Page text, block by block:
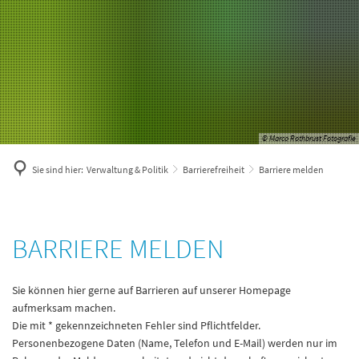
© Marco Rothbrust Fotografie
Sie sind hier: Verwaltung & Politik Barrierefreiheit Barriere melden
Barriere
BARRIERE MELDEN
Sie können hier gerne auf Barrieren auf unserer Homepage
aufmerksam machen.
Die mit * gekennzeichneten Fehler sind Pflichtfelder.
Personenbezogene Daten (Name, Telefon und E-Mail) werden nur im